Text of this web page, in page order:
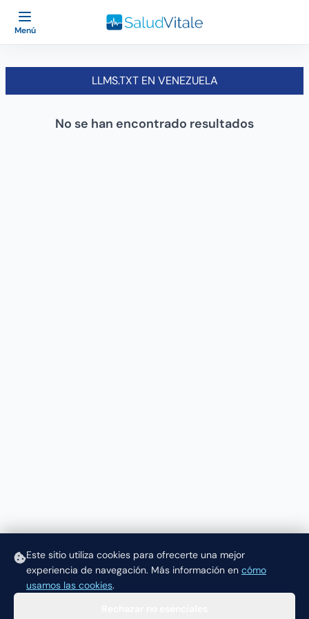
Este sitio utiliza cookies para ofrecerte una mejor
experiencia de navegación. Más información en cómo
usamos las cookies.
Menú
LLMS.TXT EN VENEZUELA
No se han encontrado resultados